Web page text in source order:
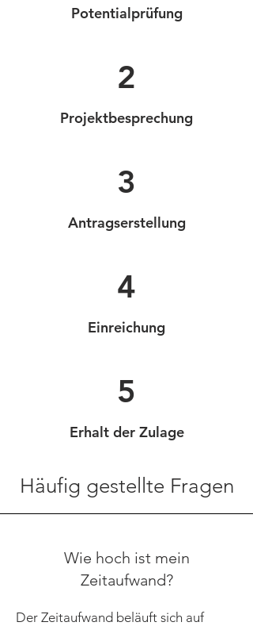
Potentialprüfung
2
Projektbesprechung
3
Antragserstellung
4
Einreichung
5
Erhalt der Zulage
Häufig gestellte Fragen
Wie hoch ist mein
Zeitaufwand?
Der Zeitaufwand beläuft sich auf